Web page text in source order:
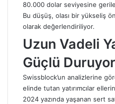
80.000 dolar seviyesine
Bu düşüş, olası bir yükseliş
olarak değerlendiriliyor.
Uzun Vadeli
Güçlü Duruyor
Swissblock’un analizlerine
elinde tutan yatırımcılar
2024 yazında yaşanan sert